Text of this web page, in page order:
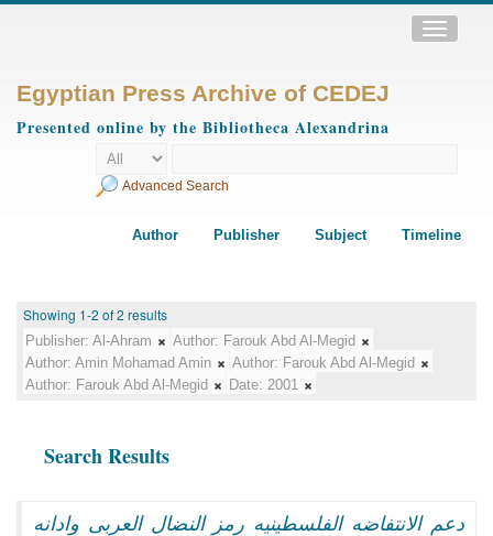
Toggle
Egyptian Press Archive of CEDEJ
Presented online by the Bibliotheca Alexandrina
Advanced Search
Author Publisher Subject Timeline
Showing 1-2 of 2 results
Publisher: Al-Ahram Author: Farouk Abd Al-Megid
Author: Amin Mohamad Amin Author: Farouk Abd Al-Megid
Author: Farouk Abd Al-Megid Date: 2001
Search Results
دعم الانتفاضه الفلسطينيه رمز النضال العربى وادانه